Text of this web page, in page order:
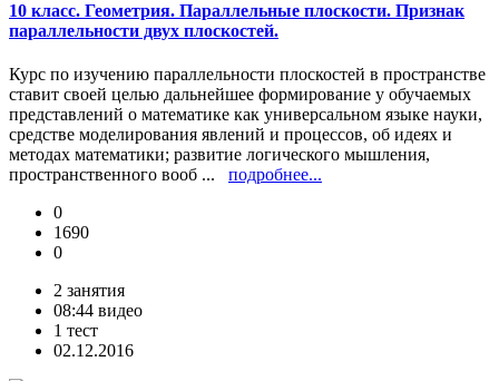
10 класс. Геометрия. Параллельные плоскости. Признак
параллельности двух плоскостей.
Курс по изучению параллельности плоскостей в пространстве
ставит своей целью дальнейшее формирование у обучаемых
представлений о математике как универсальном языке науки,
средстве моделирования явлений и процессов, об идеях и
методах математики; развитие логического мышления,
пространственного вооб ... подробнее...
0
1690
0
2 занятия
08:44 видео
1 тест
02.12.2016